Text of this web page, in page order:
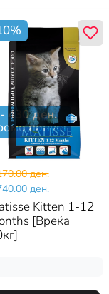
%
- 430ден.
попуст
ден.
ден.
Kitten 1-12
[Вреќа